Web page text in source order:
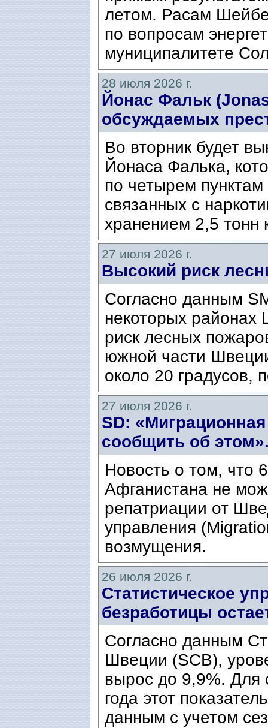
летом. Расам
по вопросам
муниципалитете
28 июля 2026 г.
Йонас Фальк
обсуждаемых
Во вторник будет
Йонаса Фалька,
по четырем
связанных с
хранением 2,5 тонн
27 июля 2026 г.
Высокий риск
Согласно данным
некоторых районах
риск лесных
южной части
около 20 градусов,
27 июля 2026 г.
SD:
сообщить об
Новость о том, что
Афганистана не
репатриации от
управления
возмущения.
26 июля 2026 г.
Статистическое
безработицы
Согласно данным
Швеции (SCB),
вырос до 9,9%. Для
года этот
данным с учетом